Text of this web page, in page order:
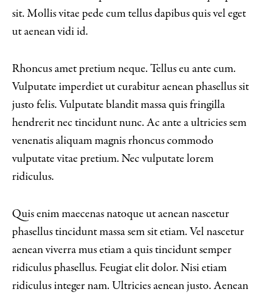
sit. Mollis vitae pede cum tellus dapibus quis vel eget
ut aenean vidi id.
Rhoncus amet pretium neque. Tellus eu ante cum.
Vulputate imperdiet ut curabitur aenean phasellus sit
justo felis. Vulputate blandit massa quis fringilla
hendrerit nec tincidunt nunc. Ac ante a ultricies sem
venenatis aliquam magnis rhoncus commodo
vulputate vitae pretium. Nec vulputate lorem
ridiculus.
Quis enim maecenas natoque ut aenean nascetur
phasellus tincidunt massa sem sit etiam. Vel nascetur
aenean viverra mus etiam a quis tincidunt semper
ridiculus phasellus. Feugiat elit dolor. Nisi etiam
ridiculus integer nam. Ultricies aenean justo. Aenean